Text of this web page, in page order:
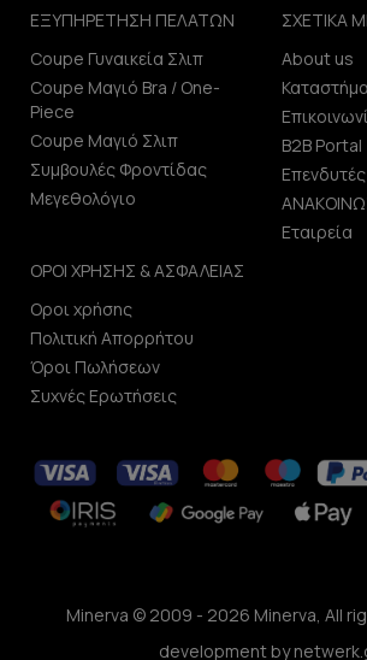
ΕΞΥΠΗΡΕΤΗΣΗ ΠΕΛΑΤΩΝ
Coupe Γυναικεία Σλιπ
Coupe Μαγιό Bra / One-
Piece
Coupe Μαγιό Σλιπ
Συμβουλές Φροντίδας
Μεγεθολόγιο
ΣΧΕΤΙΚΑ
About us
B2B Portal
Εταιρεία
ΟΡΟΙ ΧΡΗΣΗΣ & ΑΣΦΑΛΕΙΑΣ
Οροι χρήσης
Πολιτική Απορρήτου
Όροι Πωλήσεων
Συχνές Ερωτήσεις
Minerva © 2009 - 2026 Minerva, All
development by